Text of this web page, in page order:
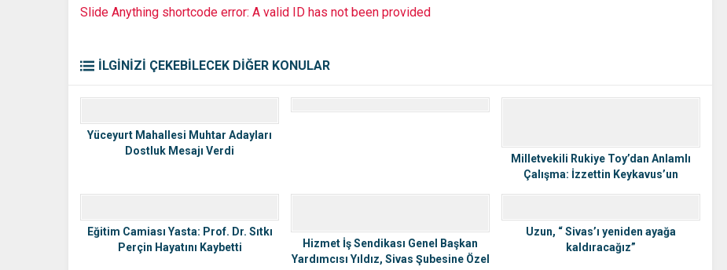
Slide Anything shortcode error: A valid ID has not been provided
İLGİNİZİ ÇEKEBİLECEK DİĞER KONULAR
Yüceyurt Mahallesi Muhtar Adayları
Dostluk Mesajı Verdi
Milletvekili Rukiye Toy’dan Anlamlı
Çalışma: İzzettin Keykavus’un
Eğitim Camiası Yasta: Prof. Dr. Sıtkı
Perçin Hayatını Kaybetti
Hizmet İş Sendikası Genel Başkan
Yardımcısı Yıldız, Sivas Şubesine Özel
Uzun, “ Sivas’ı yeniden ayağa
kaldıracağız”